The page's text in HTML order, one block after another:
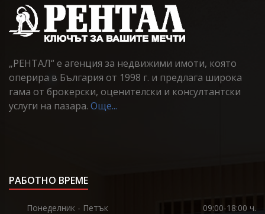
„РЕНТАЛ“ е агенция за недвижими имоти, която
оперира в България от 1998 г. и предлага широка
гама от брокерски, оценителски и консултантски
услуги на пазара. Още...
РАБОТНО ВРЕМЕ
Понеделник - Петък 09:00-18:00 ч.